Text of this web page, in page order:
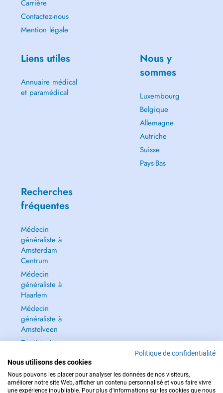
Carrière
Contactez-nous
Mention légale
Liens utiles
Annuaire médical
et paramédical
Nous y
sommes
Luxembourg
Belgique
Allemagne
Autriche
Suisse
Pays-Bas
Recherches
fréquentes
Médecin
généraliste à
Amsterdam
Centrum
Médecin
généraliste à
Haarlem
Médecin
généraliste à
Amstelveen
Dentiste à
Centrum
Tout voir →
Politique de confidentialité
Nous utilisons des cookies
Nous pouvons les placer pour analyser les données de nos visiteurs,
améliorer notre site Web, afficher un contenu personnalisé et vous faire vivre
une expérience inoubliable. Pour plus d'informations sur les cookies que nous